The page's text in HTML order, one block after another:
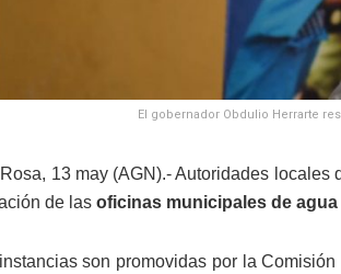
El gobernador Obdulio Herrarte
13 may (AGN).- Autoridades
de las oficinas municipales de
son promovidas por la